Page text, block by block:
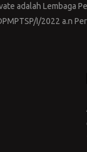
adalah Lembaga
I/2022 a.n